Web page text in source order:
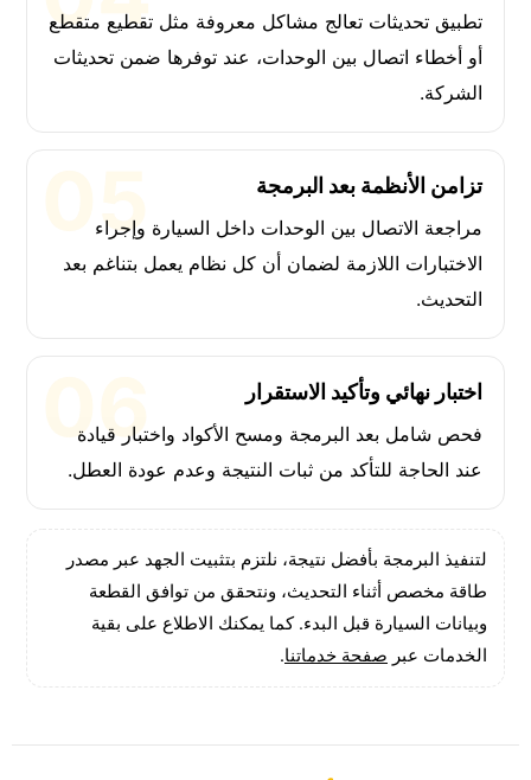
تطبيق تحديثات تعالج مشاكل معروفة مثل تقطيع متقطع
أو أخطاء اتصال بين الوحدات، عند توفرها ضمن تحديثات
الشركة.
تزامن الأنظمة بعد البرمجة
مراجعة الاتصال بين الوحدات داخل السيارة وإجراء
الاختبارات اللازمة لضمان أن كل نظام يعمل بتناغم بعد
التحديث.
اختبار نهائي وتأكيد الاستقرار
فحص شامل بعد البرمجة ومسح الأكواد واختبار قيادة
عند الحاجة للتأكد من ثبات النتيجة وعدم عودة العطل.
لتنفيذ البرمجة بأفضل نتيجة، نلتزم بتثبيت الجهد عبر مصدر
طاقة مخصص أثناء التحديث، ونتحقق من توافق القطعة
وبيانات السيارة قبل البدء. كما يمكنك الاطلاع على بقية
الخدمات عبر صفحة خدماتنا.